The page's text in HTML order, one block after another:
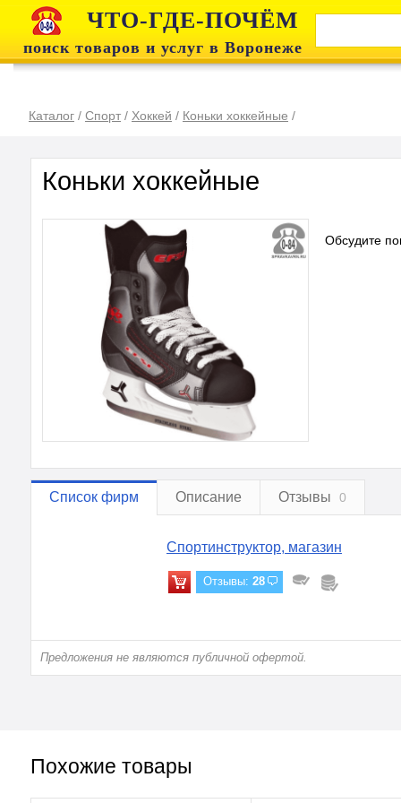
ЧТО-ГДЕ-ПОЧЁМ
поиск товаров и услуг в Воронеже
Каталог / Спорт / Хоккей / Коньки хоккейные /
Коньки хоккейные
Обсудите
Список фирм Описание Отзывы 0
Спортинструктор, магазин
Отзывы: 28
Предложения не являются публичной офертой.
Похожие товары